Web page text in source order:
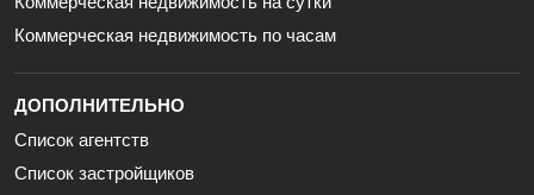
Коммерческая недвижимость по часам
ДОПОЛНИТЕЛЬНО
Список агентств
Список застройщиков